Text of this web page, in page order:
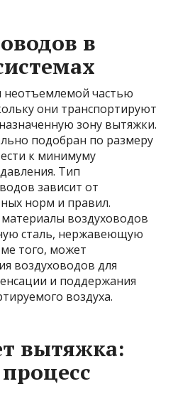
в
неотъемлемой частью
они транспортируют
зону вытяжки.
подобран по размеру
к минимуму
Тип
зависит от
норм и правил.
воздуховодов
сталь, нержавеющую
того, может
воздуховодов для
и поддержания
воздуха.
вытяжка: